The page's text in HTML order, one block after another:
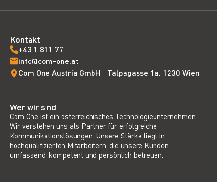
Kontakt
+43 1 811 77
info@com-one.at
Com One Austria GmbH Talpagasse 1a, 1230 Wien
Wer wir sind
Com One ist ein österreichisches Technologieunternehmen.
Wir verstehen uns als Partner für erfolgreiche
Kommunikationslösungen. Unsere Stärke liegt in
hochqualifizierten Mitarbeitern, die unsere Kunden
umfassend, kompetent und persönlich betreuen.